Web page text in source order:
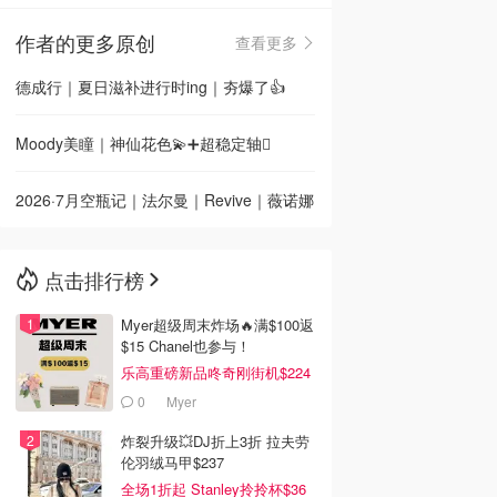
🇳🇿新西兰
作者的更多原创
查看更多
德成行｜夏日滋补进行时ing｜夯爆了👍
Moody美瞳｜神仙花色💫➕超稳定轴🫆
2026·7月空瓶记｜法尔曼｜Revive｜薇诺娜
点击排行榜
Myer超级周末炸场🔥满$100返
$15 Chanel也参与！
乐高重磅新品咚奇刚街机$224
0 Myer
炸裂升级💥DJ折上3折 拉夫劳
伦羽绒马甲$237
全场1折起 Stanley拎拎杯$36